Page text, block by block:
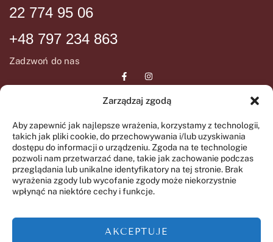
Zarządzaj zgodą
Aby zapewnić jak najlepsze wrażenia, korzystamy z technologii,
takich jak pliki cookie, do przechowywania i/lub uzyskiwania
dostępu do informacji o urządzeniu. Zgoda na te technologie
pozwoli nam przetwarzać dane, takie jak zachowanie podczas
przeglądania lub unikalne identyfikatory na tej stronie. Brak
wyrażenia zgody lub wycofanie zgody może niekorzystnie
wpłynąć na niektóre cechy i funkcje.
AKCEPTUJE
22 774 95 06
+48 797 234 863
Zadzwoń do nas
ul. Wiślana 72
05-092 Łomianki
GODZINY OTWARCIA
09:00 – 20:00
Regulamin SPA
Regulamin świadczenia
usług drogą elektroniczną
Polityka prywatności